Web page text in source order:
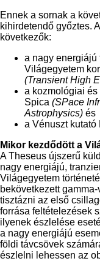
Ennek a sornak a
kihirdetendő győztes.
következők:
a nagy energiájú
Világegyetem
(Transient High
a kozmológiai és
Spica (SPace
Astrophysics) és
a Vénuszt kutató
Mikor kezdődött a
A Theseus újszerű
nagy energiájú,
Világegyetem
bekövetkezett
tisztázni az első
forrása feltételezések
ilyenek észlelése
a nagy energiájú
földi távcsövek
észlelni lehessen az